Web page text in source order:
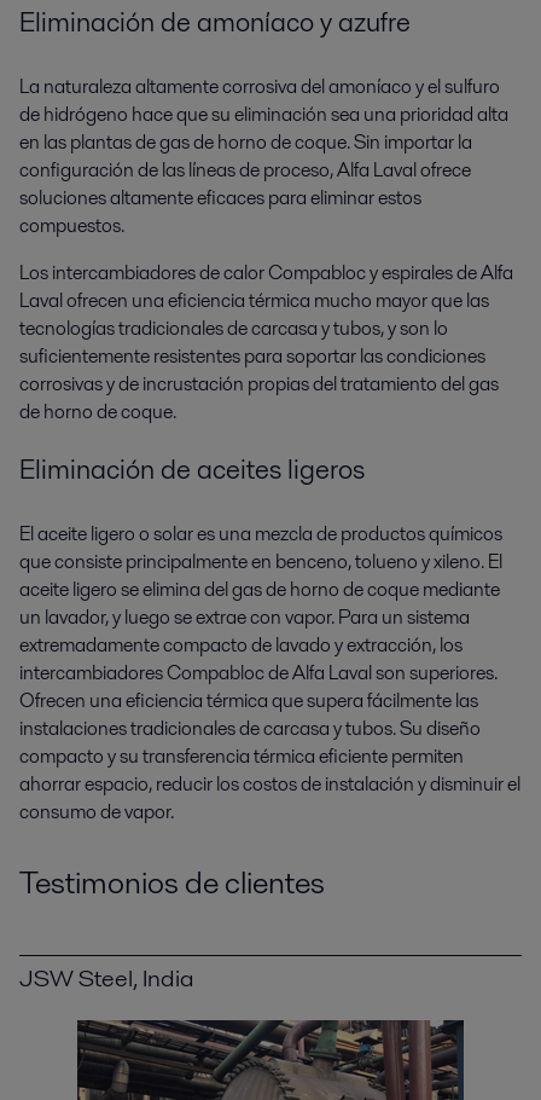
Eliminación de amoníaco y azufre
La naturaleza altamente corrosiva del amoníaco y el sulfuro
de hidrógeno hace que su eliminación sea una prioridad alta
en las plantas de gas de horno de coque. Sin importar la
configuración de las líneas de proceso, Alfa Laval ofrece
soluciones altamente eficaces para eliminar estos
compuestos.
Los intercambiadores de calor Compabloc y espirales de Alfa
Laval ofrecen una eficiencia térmica mucho mayor que las
tecnologías tradicionales de carcasa y tubos, y son lo
suficientemente resistentes para soportar las condiciones
corrosivas y de incrustación propias del tratamiento del gas
de horno de coque.
Eliminación de aceites ligeros
El aceite ligero o solar es una mezcla de productos químicos
que consiste principalmente en benceno, tolueno y xileno. El
aceite ligero se elimina del gas de horno de coque mediante
un lavador, y luego se extrae con vapor. Para un sistema
extremadamente compacto de lavado y extracción, los
intercambiadores Compabloc de Alfa Laval son superiores.
Ofrecen una eficiencia térmica que supera fácilmente las
instalaciones tradicionales de carcasa y tubos. Su diseño
compacto y su transferencia térmica eficiente permiten
ahorrar espacio, reducir los costos de instalación y disminuir el
consumo de vapor.
Testimonios de clientes
JSW Steel, India